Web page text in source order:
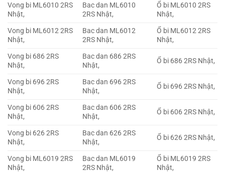
Vong bi ML6010 2RS
Nhật,
Bac dan ML6010
2RS Nhật,
Ổ bi ML6010 2RS
Nhật,
Vong bi ML6012 2RS
Nhật,
Bac dan ML6012
2RS Nhật,
Ổ bi ML6012 2RS
Nhật,
Vong bi 686 2RS
Nhật,
Bac dan 686 2RS
Nhật,
Ổ bi 686 2RS Nhật,
Vong bi 696 2RS
Nhật,
Bac dan 696 2RS
Nhật,
Ổ bi 696 2RS Nhật,
Vong bi 606 2RS
Nhật,
Bac dan 606 2RS
Nhật,
Ổ bi 606 2RS Nhật,
Vong bi 626 2RS
Nhật,
Bac dan 626 2RS
Nhật,
Ổ bi 626 2RS Nhật,
Vong bi ML6019 2RS
Nhật,
Bac dan ML6019
2RS Nhật,
Ổ bi ML6019 2RS
Nhật,